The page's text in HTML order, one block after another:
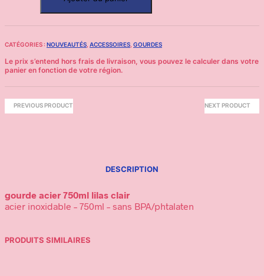
CATÉGORIES : NOUVEAUTÉS, ACCESSOIRES, GOURDES
PREVIOUS PRODUCT NEXT PRODUCT
DESCRIPTION
gourde acier 750ml lilas clair
acier inoxidable – 750ml – sans BPA/phtalaten
PRODUITS SIMILAIRES